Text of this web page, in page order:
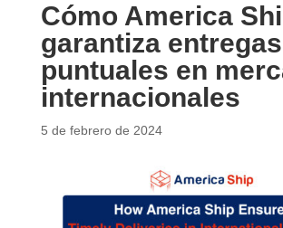
Cómo America
garantiza entregas
puntuales en
internacionales
5 de febrero de 2024